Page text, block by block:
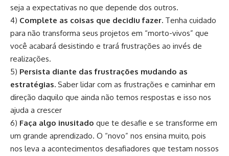
seja a expectativas no que depende dos outros.
4) Complete as coisas que decidiu fazer. Tenha cuidado
para não transforma seus projetos em “morto-vivos” que
você acabará desistindo e trará frustrações ao invés de
realizações.
5) Persista diante das frustrações mudando as
estratégias. Saber lidar com as frustrações e caminhar em
direção daquilo que ainda não temos respostas e isso nos
ajuda a crescer
6) Faça algo inusitado que te desafie e se transforme em
um grande aprendizado. O “novo” nos ensina muito, pois
nos leva a acontecimentos desafiadores que testam nossos